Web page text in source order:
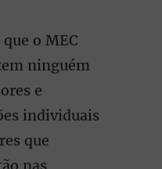
o MEC
ninguém
e
individuais
que
nas